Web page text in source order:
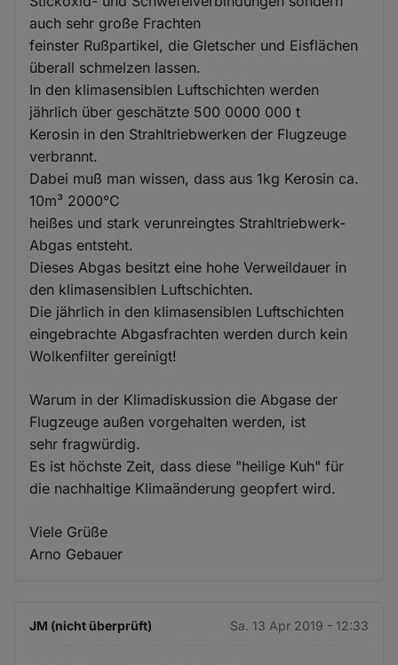
auch sehr große Frachten
feinster Rußpartikel, die Gletscher und Eisflächen
überall schmelzen lassen.
In den klimasensiblen Luftschichten werden
jährlich über geschätzte 500 0000 000 t
Kerosin in den Strahltriebwerken der Flugzeuge
verbrannt.
Dabei muß man wissen, dass aus 1kg Kerosin ca.
10m³ 2000°C
heißes und stark verunreingtes Strahltriebwerk-
Abgas entsteht.
Dieses Abgas besitzt eine hohe Verweildauer in
den klimasensiblen Luftschichten.
Die jährlich in den klimasensiblen Luftschichten
eingebrachte Abgasfrachten werden durch kein
Wolkenfilter gereinigt!
Warum in der Klimadiskussion die Abgase der
Flugzeuge außen vorgehalten werden, ist
sehr fragwürdig.
Es ist höchste Zeit, dass diese "heilige Kuh" für
die nachhaltige Klimaänderung geopfert wird.
Viele Grüße
Arno Gebauer
JM (nicht überprüft) Sa. 13 Apr 2019 - 12:33